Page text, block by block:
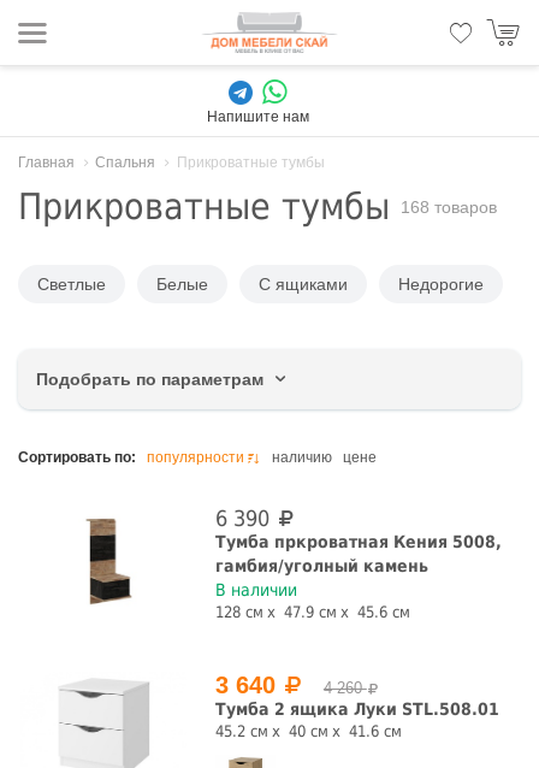
Напишите нам
Главная Спальня Прикроватные тумбы
Прикроватные тумбы 168 товаров
Светлые Белые С ящиками Недорогие
Подобрать по параметрам
Цвет
Сортировать по: популярности наличию цене
6 390
Тумба пркроватная Кения 5008,
гамбия/уголный камень
В наличии
128 см 47.9 см 45.6 см
3 640 4 260
Тумба 2 ящика Луки STL.508.01
45.2 см 40 см 41.6 см